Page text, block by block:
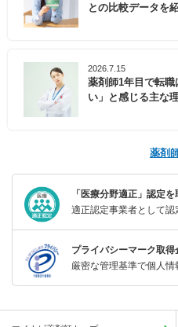
との比較データを
2026.7.15
薬剤師1年目で転
い」と感じる主な
薬剤
「医療分野適正」認定を
適正認定事業者として認
プライバシーマーク取得
厳密な管理基準で個人情